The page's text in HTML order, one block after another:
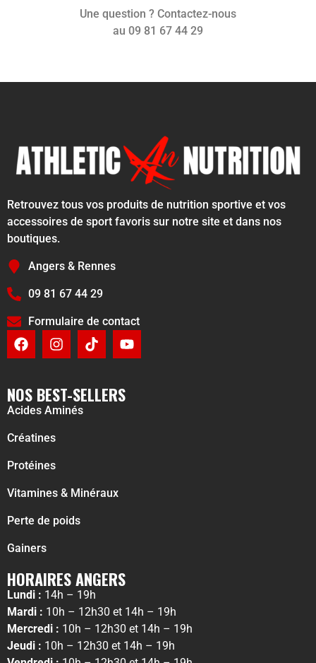
Une question ? Contactez-nous
au 09 81 67 44 29
Retrouvez tous vos produits de nutrition sportive et vos
accessoires de sport favoris sur notre site et dans nos
boutiques.
Angers & Rennes
09 81 67 44 29
Formulaire de contact
NOS BEST-SELLERS
Acides Aminés
Créatines
Protéines
Vitamines & Minéraux
Perte de poids
Gainers
HORAIRES ANGERS
Lundi : 14h – 19h
Mardi : 10h – 12h30 et 14h – 19h
Mercredi : 10h – 12h30 et 14h – 19h
Jeudi : 10h – 12h30 et 14h – 19h